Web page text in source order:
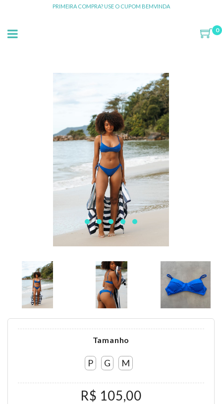
PRIMEIRA COMPRA? USE O CUPOM BEMVINDA
0
Tamanho
P G M
R$ 105,00